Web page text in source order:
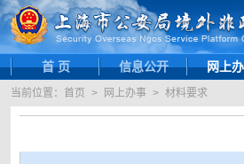
首 页 信息公开 网上
当前位置： 首页 > 网上办事 > 材料要求